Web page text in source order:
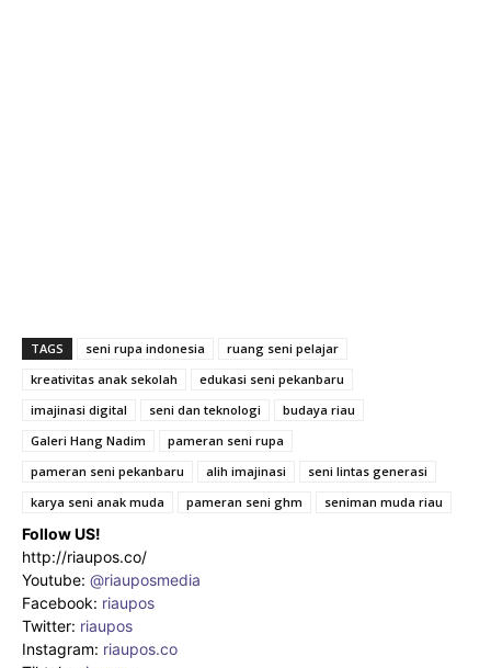
TAGS seni rupa indonesia
ruang seni pelajar
kreativitas anak sekolah
edukasi seni pekanbaru
imajinasi digital
seni dan teknologi
budaya riau
Galeri Hang Nadim
pameran seni rupa
pameran seni pekanbaru
alih imajinasi
seni lintas generasi
karya seni anak muda
pameran seni ghm seniman muda riau
Follow US!
http://riaupos.co/
Youtube: @riauposmedia
Facebook: riaupos
Twitter: riaupos
Instagram: riaupos.co